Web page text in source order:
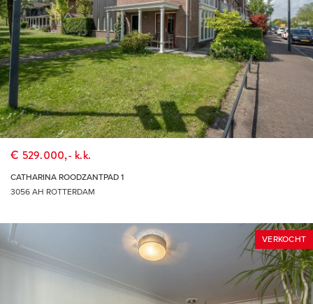
€ 529.000,- k.k.
CATHARINA ROODZANTPAD 1
3056 AH ROTTERDAM
VERKOCHT